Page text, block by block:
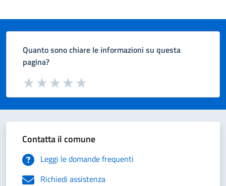
Quanto sono chiare le informazioni su questa
pagina?
Valuta da 1 a 5 stelle la pagina
Valuta 5 stelle su 5
Valuta 4 stelle su 5
Valuta 3 stelle su 5
Valuta 2 stelle su 5
Valuta 1 stelle su 5
Contatta il comune
Leggi le domande frequenti
Richiedi assistenza